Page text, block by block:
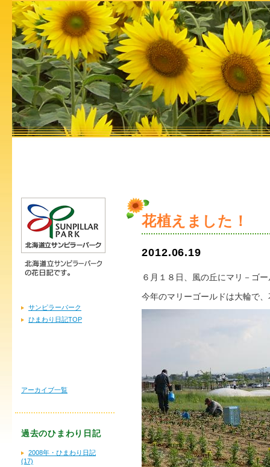
花植えました！
2012.06.19
６月１８日、風の丘にマリ－ゴ
今年のマリーゴールドは大輪で
サンピラーパーク
ひまわり日記TOP
アーカイブ一覧
過去のひまわり日記
2008年・ひまわり日記
(17)